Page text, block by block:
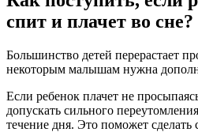
спит и плачет во сне?
Большинство детей перерастает
некоторым малышам нужна
Если ребенок плачет не
допускать сильного
течение дня. Это поможет сделать